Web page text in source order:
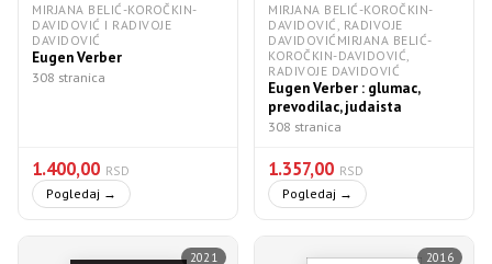
MIRJANA BELIĆ-KOROČKIN-
DAVIDOVIĆ I RADIVOJE
DAVIDOVIĆ
Eugen Verber
308 stranica
1.400,00 RSD
Pogledaj →
MIRJANA BELIĆ-KOROČKIN-
DAVIDOVIĆ, RADIVOJE
DAVIDOVIĆMIRJANA BELIĆ-
KOROČKIN-DAVIDOVIĆ,
RADIVOJE DAVIDOVIĆ
Eugen Verber : glumac,
prevodilac, judaista
308 stranica
1.357,00 RSD
Pogledaj →
2021 2016